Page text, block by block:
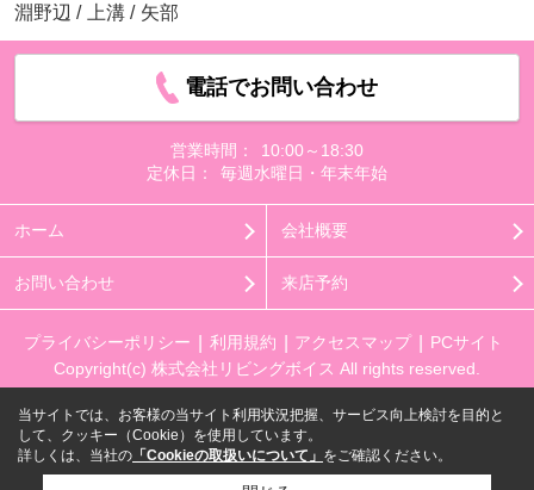
淵野辺 / 上溝 / 矢部
電話でお問い合わせ
営業時間：
10:00～18:30
定休日：
毎週水曜日・年末年始
ホーム 会社概要
お問い合わせ 来店予約
プライバシーポリシー 利用規約 アクセスマップ
PCサイト
Copyright(c) 株式会社リビングボイス All rights reserved.
当サイトでは、お客様の当サイト利用状況把握、サービス向上検討を目的と
して、クッキー（Cookie）を使用しています。
詳しくは、当社の 「Cookieの取扱いについて」 をご確認ください。